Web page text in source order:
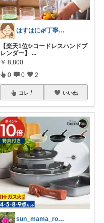
はすはに🌿丁寧な暮らし
【楽天1位✨コードレスハンドブ
レンダー】 ...
￥ 8,800
0 0 2
コレ いいね
sun_mama_room